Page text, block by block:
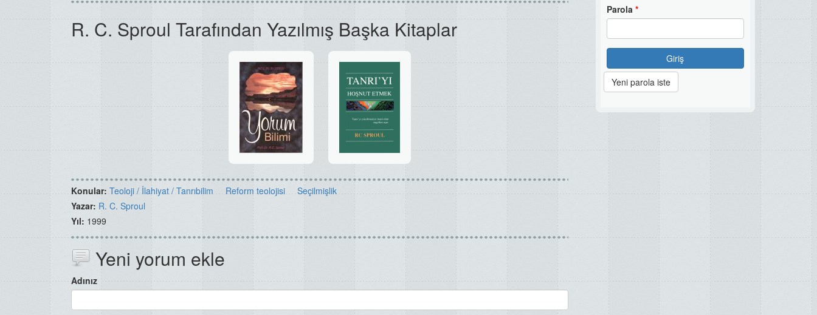
Parola *
Giriş
Yeni parola iste
R. C. Sproul Tarafından Yazılmış Başka Kitaplar
Konular: Teoloji / İlahiyat / Tanrıbilim Reform teolojisi
Seçilmişlik
Yazar: R. C. Sproul
Yıl: 1999
Yeni yorum ekle
Adınız